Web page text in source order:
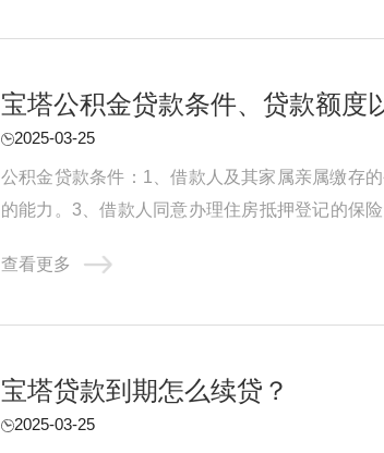
宝塔公积金贷款条件、贷款额度
2025-03-25
公积金贷款条件：1、借款人及其家属亲属缴存
的能力。3、借款人同意办理住房抵押登记的保
查看更多
宝塔贷款到期怎么续贷？
2025-03-25